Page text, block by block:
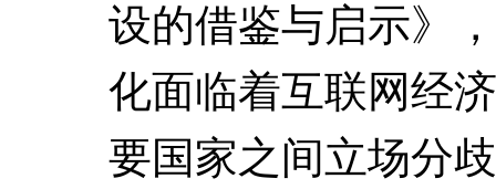
设的借鉴与启示》
化面临着互联网经
要国家之间立场分